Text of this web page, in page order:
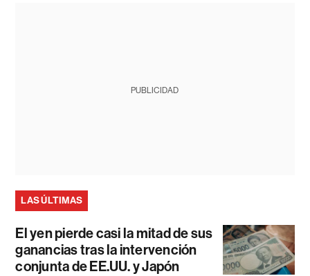
PUBLICIDAD
LAS ÚLTIMAS
El yen pierde casi la mitad de sus
ganancias tras la intervención
conjunta de EE.UU. y Japón